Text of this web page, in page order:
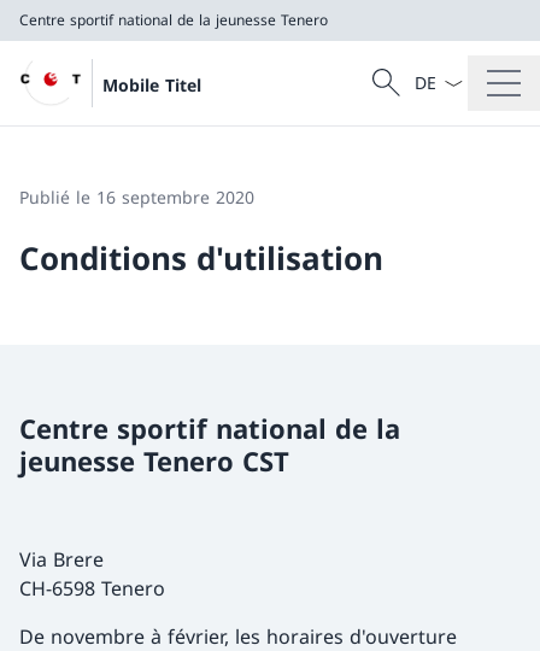
Centre sportif national de la jeunesse Tenero
Mobile Titel
Recherche
Recherche
La langue
Publié le 16 septembre 2020
Conditions d'utilisation
Centre sportif national de la
jeunesse Tenero CST
Via Brere
CH-6598 Tenero
De novembre à février, les horaires d'ouverture